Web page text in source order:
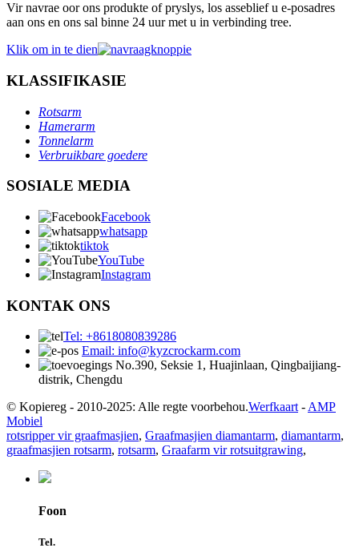
Vir navrae oor ons produkte of pryslys, los asseblief u e-posadres
aan ons en ons sal binne 24 uur met u in verbinding tree.
Klik om in te dien
KLASSIFIKASIE
Rotsarm
Hamerarm
Tonnelarm
Verbruikbare goedere
SOSIALE MEDIA
Facebook
whatsapp
tiktok
YouTube
Instagram
KONTAK ONS
Tel: +8618080839286
Email: info@kyzcrockarm.com
No.390, Seksie 1, Huajinlaan, Qingbaijiang-
distrik, Chengdu
© Kopiereg - 2010-2025: Alle regte voorbehou.Werfkaart-AMP
Mobiel
rotsripper vir graafmasjien, Graafmasjien diamantarm, diamantarm,
graafmasjien rotsarm, rotsarm, Graafarm vir rotsuitgrawing,
Foon
Tel.